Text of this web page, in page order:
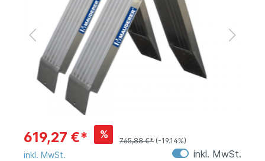
619,27 €* %
765,88 €* (-19.14%)
inkl. MwSt.
inkl. MwSt.